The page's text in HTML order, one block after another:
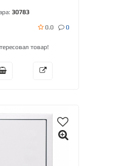
30783
0.0 0
товар!